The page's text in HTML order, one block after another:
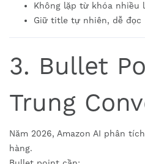
Không lặp từ khóa nhiều
Giữ title tự nhiên, dễ đọc
3. Bullet
Trung
Năm 2026, Amazon AI phân
hàng.